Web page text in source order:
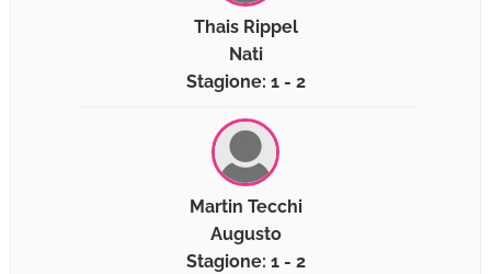
Thais Rippel
Nati
Stagione: 1 - 2
Martin Tecchi
Augusto
Stagione: 1 - 2